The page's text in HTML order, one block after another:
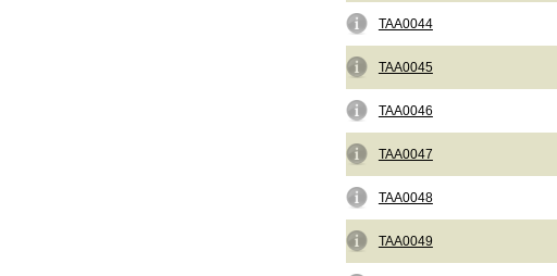
TAA0044
TAA0045
TAA0046
TAA0047
TAA0048
TAA0049